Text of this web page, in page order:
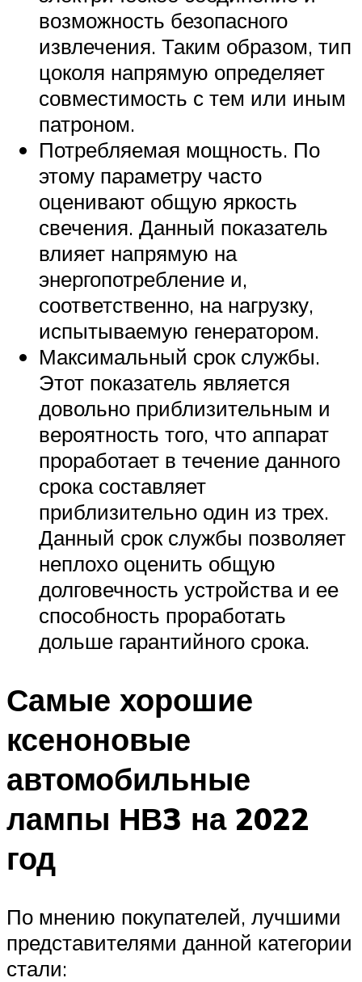
возможность безопасного
извлечения. Таким образом, тип
цоколя напрямую определяет
совместимость с тем или иным
патроном.
Потребляемая мощность. По
этому параметру часто
оценивают общую яркость
свечения. Данный показатель
влияет напрямую на
энергопотребление и,
соответственно, на нагрузку,
испытываемую генератором.
Максимальный срок службы.
Этот показатель является
довольно приблизительным и
вероятность того, что аппарат
проработает в течение данного
срока составляет
приблизительно один из трех.
Данный срок службы позволяет
неплохо оценить общую
долговечность устройства и ее
способность проработать
дольше гарантийного срока.
Самые хорошие
ксеноновые
автомобильные
лампы НВ3 на 2022
год
По мнению покупателей, лучшими
представителями данной категории
стали: